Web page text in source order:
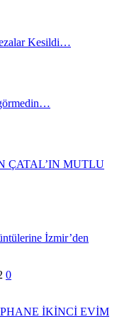
Kesildi…
ÇATAL’IN MUTLU
İzmir’den
0
İKİNCİ EVİM